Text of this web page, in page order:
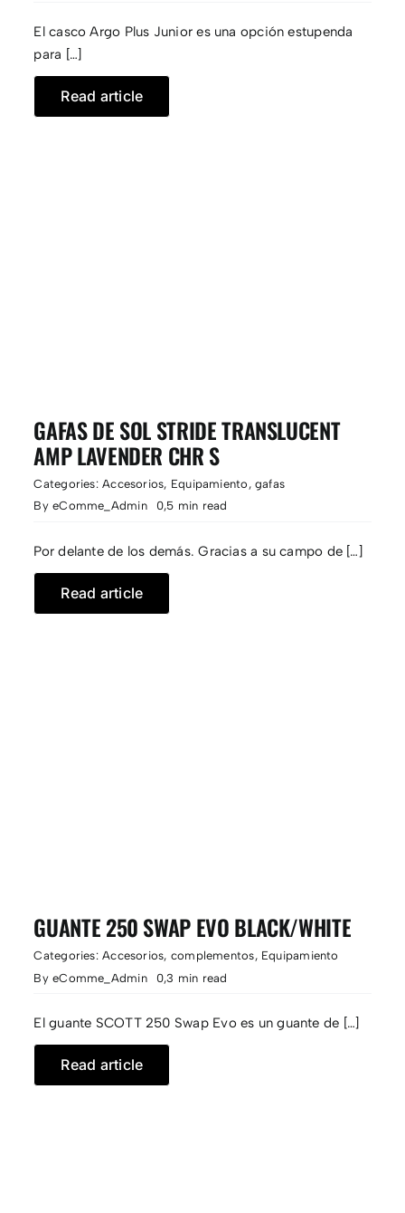
El casco Argo Plus Junior es una opción estupenda
para […]
Read article
GAFAS DE SOL STRIDE TRANSLUCENT
AMP LAVENDER CHR S
Categories:Accesorios, Equipamiento , gafas
ByeComme_Admin 0,5 min read
Por delante de los demás. Gracias a su campo de […]
Read article
GUANTE 250 SWAP EVO BLACK/WHITE
Categories:Accesorios, complementos, Equipamiento
ByeComme_Admin 0,3 min read
El guante SCOTT 250 Swap Evo es un guante de […]
Read article